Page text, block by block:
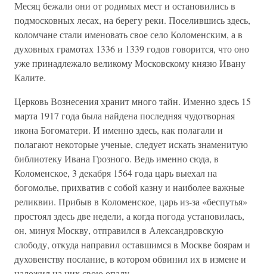
Месяц бежали они от родимых мест и остановились в
подмосковных лесах, на берегу реки. Поселившись здесь,
коломчане стали именовать свое село Коломенским, а в
духовных грамотах 1336 и 1339 годов говорится, что оно
уже принадлежало великому Московскому князю Ивану
Калите.
Церковь Вознесения хранит много тайн. Именно здесь 15
марта 1917 года была найдена последняя чудотворная
икона Богоматери. И именно здесь, как полагали и
полагают некоторые ученые, следует искать знаменитую
библиотеку Ивана Грозного. Ведь именно сюда, в
Коломенское, 3 декабря 1564 года царь выехал на
богомолье, прихватив с собой казну и наиболее важные
реликвии. Прибыв в Коломенское, царь из-за «беспутья»
простоял здесь две недели, а когда погода установилась,
он, минуя Москву, отправился в Александровскую
слободу, откуда направил оставшимся в Москве боярам и
духовенству послание, в котором обвинил их в измене и